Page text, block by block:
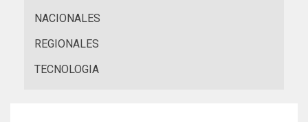
NACIONALES
REGIONALES
TECNOLOGIA